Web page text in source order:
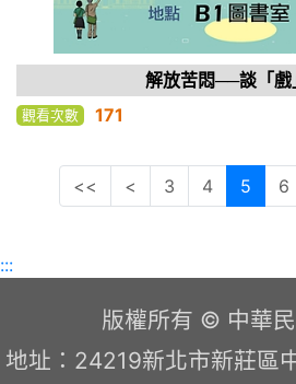
解放苦悶──談「戲
觀看次數 171
<< < 3 4 5 6
:::
版權所有 © 中華
地址：24219新北市新莊區